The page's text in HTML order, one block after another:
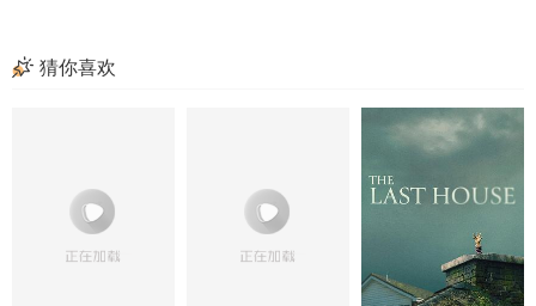
猜你喜欢